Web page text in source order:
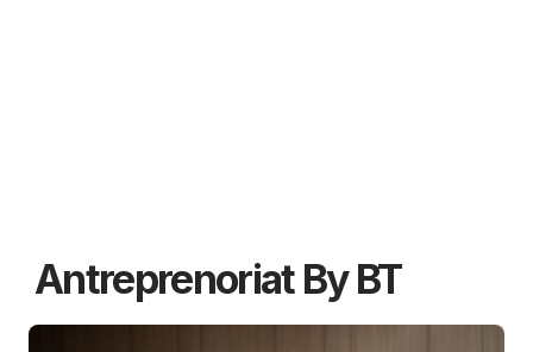
Antreprenoriat By BT